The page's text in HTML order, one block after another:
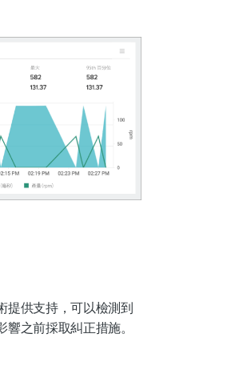
提供支持，可以檢測到
之前採取糾正措施。